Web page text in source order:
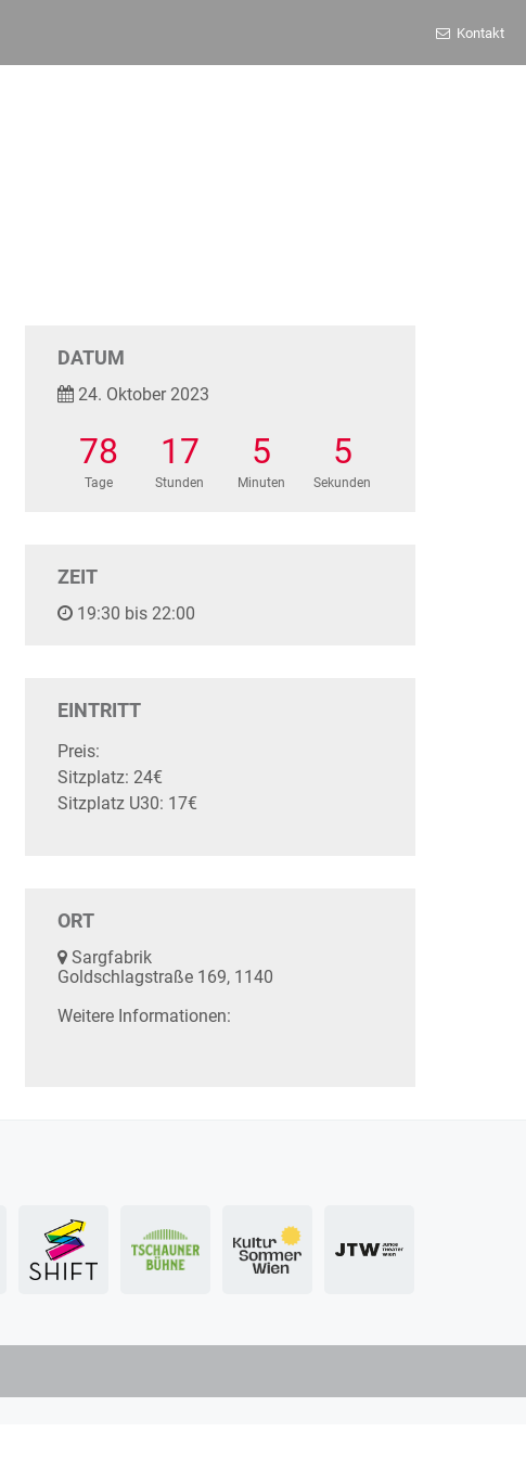
Kontakt
DATUM
24. Oktober 2023
78
Tage
17
Stunden
5
Minuten
5
Sekunden
ZEIT
19:30 bis 22:00
EINTRITT
Preis:
Sitzplatz: 24€
Sitzplatz U30: 17€
ORT
Sargfabrik
Goldschlagstraße 169, 1140
Weitere Informationen: